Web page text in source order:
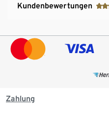
Kundenbewertungen
Zahlung